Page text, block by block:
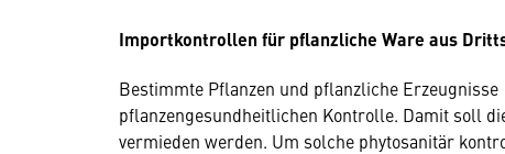
Importkontrollen für pflanzliche Ware aus
Bestimmte Pflanzen und pflanzliche Erzeugnisse
pflanzengesundheitlichen Kontrolle. Damit soll
vermieden werden. Um solche phytosanitär